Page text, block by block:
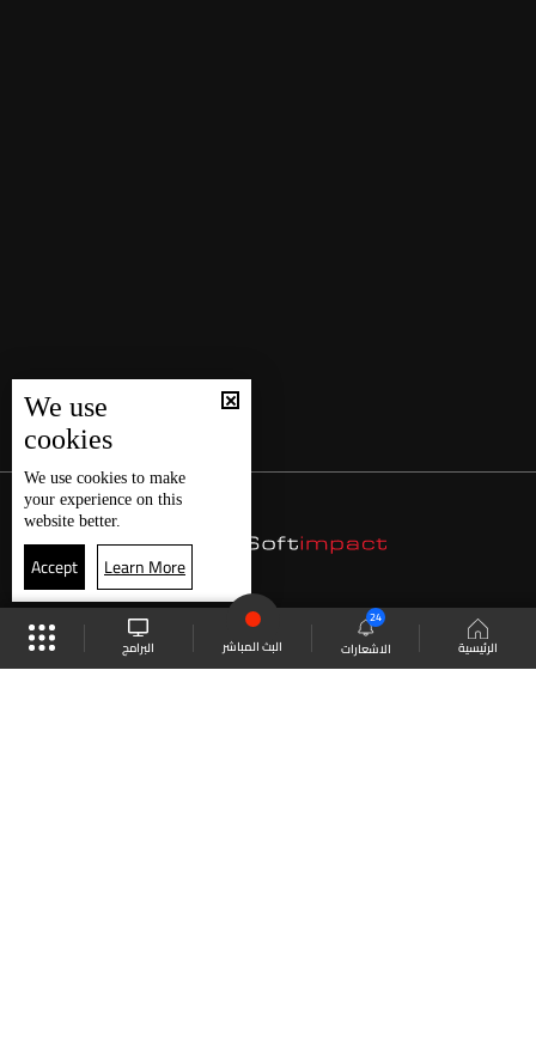
الرئيسية الاشعارات
24
البث المباشر البرامج
We use
cookies
We use cookies to make
your experience on this
website better.
Accept Learn More
موقع البرامج الجدول البث المباشر